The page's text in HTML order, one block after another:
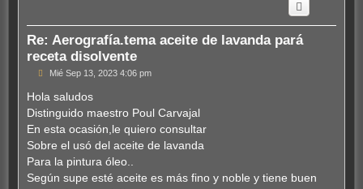
Re: Aerografía.tema aceite de lavanda pará
receta disolvente
M
n
a
e
Mié Sep 13, 2023 4:06 pm
Hola saludos
Distinguido maestro Poul Carvajal
En esta ocasión,le quiero consultar
Sobre el usó del aceite de lavanda
Para la pintura óleo..
Según supe esté aceite es más fino y noble y tiene buen